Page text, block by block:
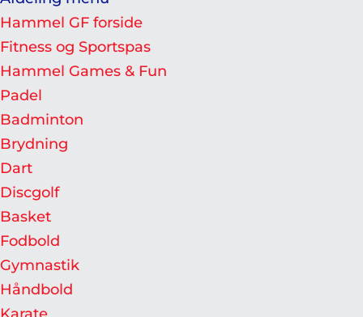
Hammel GF forside
Fitness og Sportspas
Hammel Games & Fun
Padel
Badminton
Brydning
Dart
Discgolf
Basket
Fodbold
Gymnastik
Håndbold